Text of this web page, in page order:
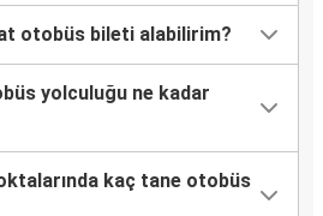
otobüs bileti alabilirim?
yolculuğu ne kadar
kaç tane otobüs